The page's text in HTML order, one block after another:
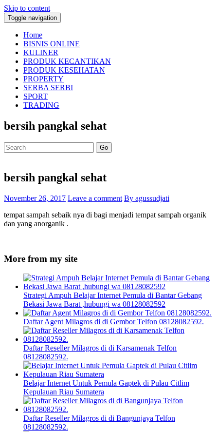
Skip to content
Toggle navigation
Home
BISNIS ONLINE
KULINER
PRODUK KECANTIKAN
PRODUK KESEHATAN
PROPERTY
SERBA SERBI
SPORT
TRADING
bersih pangkal sehat
Go
bersih pangkal sehat
November 26, 2017 Leave a comment By agussudjati
tempat sampah sebaik nya di bagi menjadi tempat sampah organik
dan yang anorganik .
More from my site
Strategi Ampuh Belajar Internet Pemula di Bantar Gebang
Bekasi Jawa Barat ,hubungi wa 08128082592
Daftar Agent Milagros di di Gembor Telfon 08128082592.
Daftar Reseller Milagros di di Karsamenak Telfon
08128082592.
Belajar Internet Untuk Pemula Gaptek di Pulau Citlim
Kepulauan Riau Sumatera
Daftar Reseller Milagros di di Bangunjaya Telfon
08128082592.